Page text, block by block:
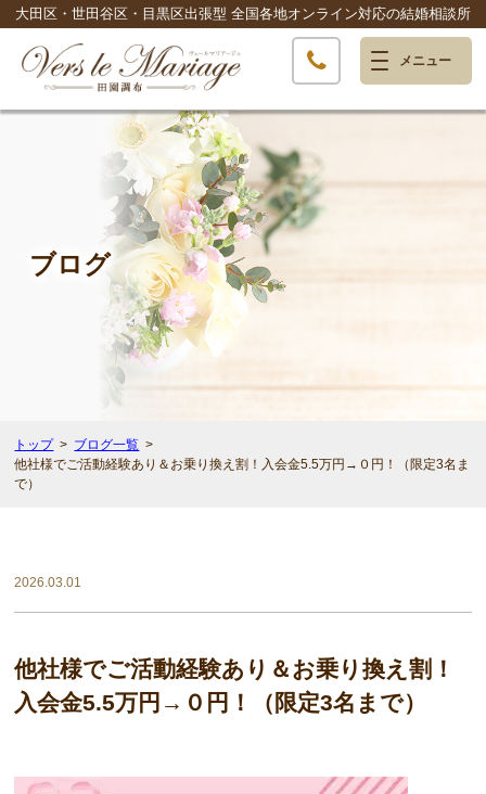
大田区・世田谷区・目黒区出張型 全国各地オンライン対応の結婚相談所
ブログ
トップ
ブログ一覧
他社様でご活動経験あり＆お乗り換え割！入会金5.5万円→０円！（限定3名ま
で）
2026.03.01
他社様でご活動経験あり＆お乗り換え割！
入会金5.5万円→０円！（限定3名まで）